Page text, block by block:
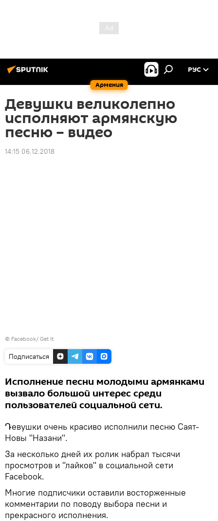
Армения
РУС
Девушки великолепно
исполняют армянскую
песню – видео
14:15 06.12.2018
© Facebook/ Get It
Подписаться
Исполнение песни молодыми армянками
вызвало большой интерес среди
пользователей социальной сети.
Դевушки очень красиво исполнили песню Саят-
Новы "Назани".
За несколько дней их ролик набрал тысячи
просмотров и "лайков" в социальной сети
Facebook.
Многие подписчики оставили восторженные
комментарии по поводу выбора песни и
прекрасного исполнения.